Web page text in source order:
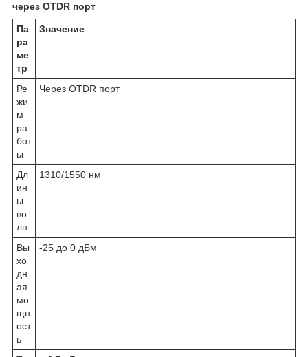
через OTDR порт
Па
ра
ме
тр
Значение
Ре
жи
м
ра
бот
ы
Через OTDR порт
Дл
ин
ы
во
лн
1310/1550 нм
Вы
хо
дн
ая
мо
щн
ост
ь
-25 до 0 дБм